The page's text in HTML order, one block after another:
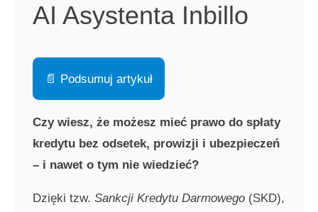
AI Asystenta Inbillo
📄 Podsumuj artykuł
Czy wiesz, że możesz mieć prawo do spłaty
kredytu bez odsetek, prowizji i ubezpieczeń
– i nawet o tym nie wiedzieć?
Dzięki tzw. Sankcji Kredytu Darmowego(SKD),